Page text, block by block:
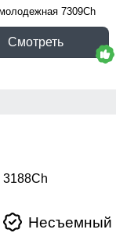
7309Ch
Смотреть
3188Ch
Несъемный